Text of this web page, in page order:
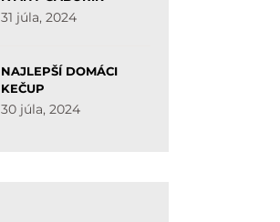
31 júla, 2024
NAJLEPŠÍ DOMÁCI
KEČUP
30 júla, 2024